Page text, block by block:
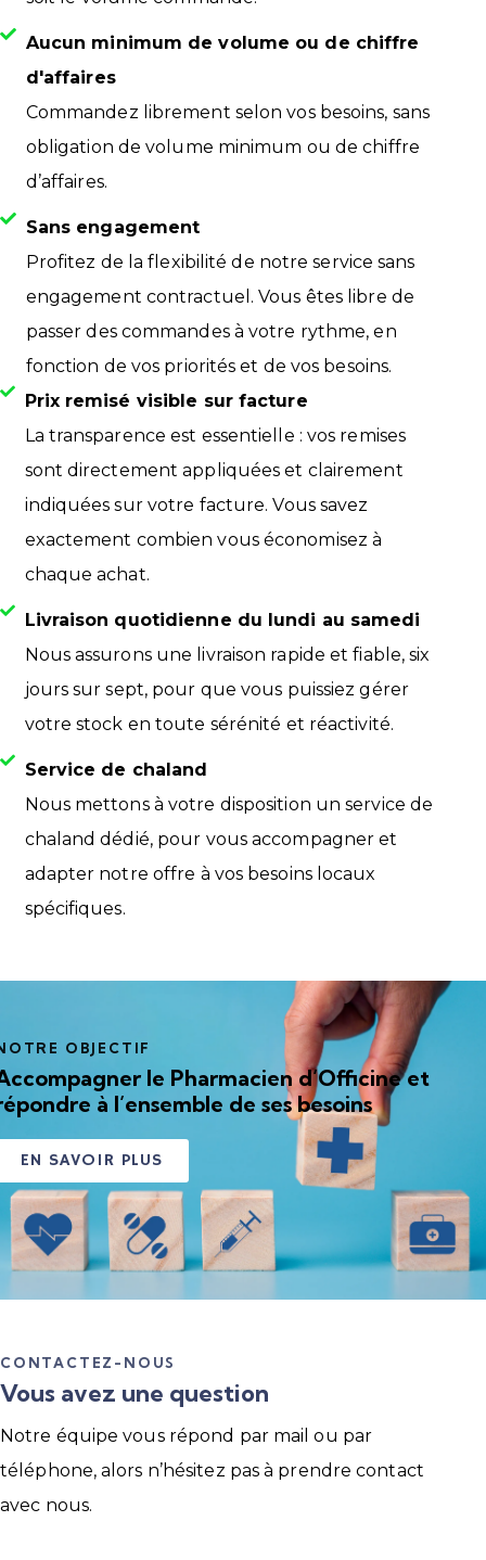
Aucun minimum de volume ou de chiffre
d'affaires
Commandez librement selon vos besoins, sans
obligation de volume minimum ou de chiffre
d’affaires.
Sans engagement
Profitez de la flexibilité de notre service sans
engagement contractuel. Vous êtes libre de
passer des commandes à votre rythme, en
fonction de vos priorités et de vos besoins.
Prix remisé visible sur facture
La transparence est essentielle : vos remises
sont directement appliquées et clairement
indiquées sur votre facture. Vous savez
exactement combien vous économisez à
chaque achat.
Livraison quotidienne du lundi au samedi
Nous assurons une livraison rapide et fiable, six
jours sur sept, pour que vous puissiez gérer
votre stock en toute sérénité et réactivité.
Service de chaland
Nous mettons à votre disposition un service de
chaland dédié, pour vous accompagner et
adapter notre offre à vos besoins locaux
spécifiques.
OBJECTIF
le Pharmacien d’Officine et
à l’ensemble de ses besoins
EN SAVOIR PLUS
CONTACTEZ-NOUS
Vous avez une question
Notre équipe vous répond par mail ou par
téléphone, alors n’hésitez pas à prendre contact
avec nous.